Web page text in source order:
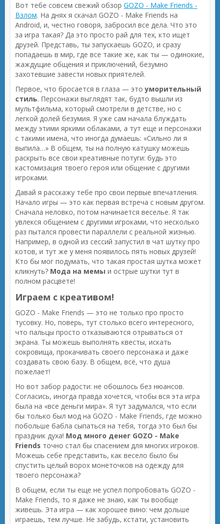
Вот тебе совсем свежий обзор GOZO - Make Friends -
Взлом. На днях я скачал GOZO - Make Friends на
Android, и, честно говоря, забросил все дела. Что это
за игра такая? Да это просто рай для тех, кто ищет
друзей. Представь, ты запускаешь GOZO, и сразу
попадаешь в мир, где все такие же, как ты — одинокие,
жаждущие общения и приключений, безумно
захотевшие завести новых приятелей.
Первое, что бросается в глаза — этоуморительный
стиль. Персонажи выглядят так, будто вышли из
мультфильма, который смотрели в детстве, но с
легкой долей безумия. Я уже сам начала блуждать
между этими яркими облаками, а тут еще и персонажи
с такими имена, что иногда думаешь: «Сильно ли я
выпила…» В общем, ты на полную катушку можешь
раскрыть все свои креативные потуги: будь это
кастомизация твоего героя или общение с другими
игроками.
Давай я расскажу тебе про свои первые впечатления.
Начало игры — это как первая встреча с новым другом.
Сначала неловко, потом начинается веселье. Я так
увлекся общением с другими игроками, что несколько
раз пытался провести параллели с реальной жизнью.
Например, в одной из сессий запустил в чат шутку про
котов, и тут же у меня появилось пять новых друзей!
Кто бы мог подумать, что такая простая шутка может
кликнуть? Мода на мемы и острые шутки тут в
полном расцвете!
Играем с креативом!
GOZO - Make Friends — это не только про просто
тусовку. Но, поверь, тут столько всего интересного,
что пальцы просто отказываются отрываться от
экрана. Ты можешь выполнять квесты, искать
сокровища, прокачивать своего персонажа и даже
создавать свою базу. В общем, всё, что душа
пожелает!
Но вот забор радости: не обошлось без нюансов.
Согласись, иногда правда хочется, чтобы вся эта игра
была на «все деньги мира». Я тут задумался, что если
бы только был мод на GOZO - Make Friends, где можно
побольше бабла сыпаться на тебя, тогда это был бы
праздник духа! Мод много денег GOZO - Make
Friends точно стал бы спасением для многих игроков.
Можешь себе представить, как весело было бы
спустить целый ворох монеточков на одежду для
твоего персонажа?
В общем, если ты еще не успел попробовать GOZO -
Make Friends, то я даже не знаю, как ты вообще
живешь. Эта игра — как хорошее вино: чем дольше
играешь, тем лучше. Не забудь, кстати, установить